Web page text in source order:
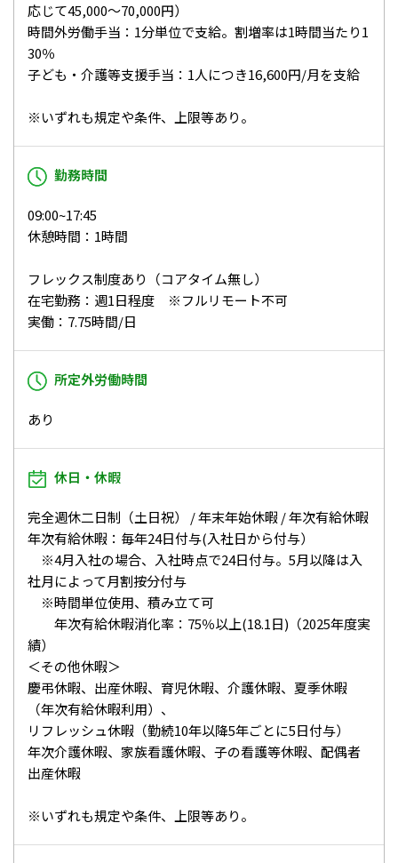
応じて45,000～70,000円）
時間外労働手当：1分単位で支給。割増率は1時間当たり1
30％
子ども・介護等支援手当：1人につき16,600円/月を支給
※いずれも規定や条件、上限等あり。
勤務時間
09:00~17:45
休憩時間：1時間
フレックス制度あり（コアタイム無し）
在宅勤務：週1日程度 ※フルリモート不可
実働：7.75時間/日
所定外労働時間
あり
休日・休暇
完全週休二日制（土日祝） / 年末年始休暇 / 年次有給休暇
年次有給休暇：毎年24日付与(入社日から付与）
※4月入社の場合、入社時点で24日付与。5月以降は入
社月によって月割按分付与
※時間単位使用、積み立て可
年次有給休暇消化率：75％以上(18.1日)（2025年度実
績）
＜その他休暇＞
慶弔休暇、出産休暇、育児休暇、介護休暇、夏季休暇
（年次有給休暇利用）、
リフレッシュ休暇（勤続10年以降5年ごとに5日付与）
年次介護休暇、家族看護休暇、子の看護等休暇、配偶者
出産休暇
※いずれも規定や条件、上限等あり。